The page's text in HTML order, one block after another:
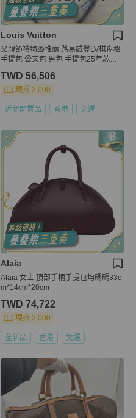
Louis Vuitton
父親節禮物🎁推薦 路易威登LV棋盘格
手提包 公文包 男包 手提包25年芯片
TWD 56,506
現折 2,000
近新閒置品 香港 免運
Alaia
Alaia 女士 頂部手柄手提包均碼碼33c
m*14cm*20cm
TWD 74,722
現折 2,000
全新品 香港 免運